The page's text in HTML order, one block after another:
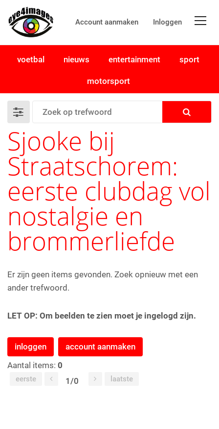
Account aanmaken Inloggen
voetbal nieuws entertainment sport
motorsport
Sjooke bij
Straatschorem:
eerste clubdag vol
nostalgie en
brommerliefde
Er zijn geen items gevonden. Zoek opnieuw met een
ander trefwoord.
LET OP: Om beelden te zien moet je ingelogd zijn.
inloggen
account aanmaken
Aantal items: 0
eerste 1/0 laatste